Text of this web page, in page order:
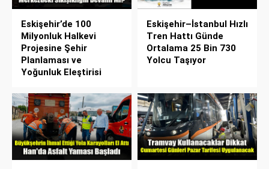
Eskişehir’de 100
Milyonluk Halkevi
Projesine Şehir
Planlaması ve
Yoğunluk Eleştirisi
Eskişehir–İstanbul Hızlı
Tren Hattı Günde
Ortalama 25 Bin 730
Yolcu Taşıyor